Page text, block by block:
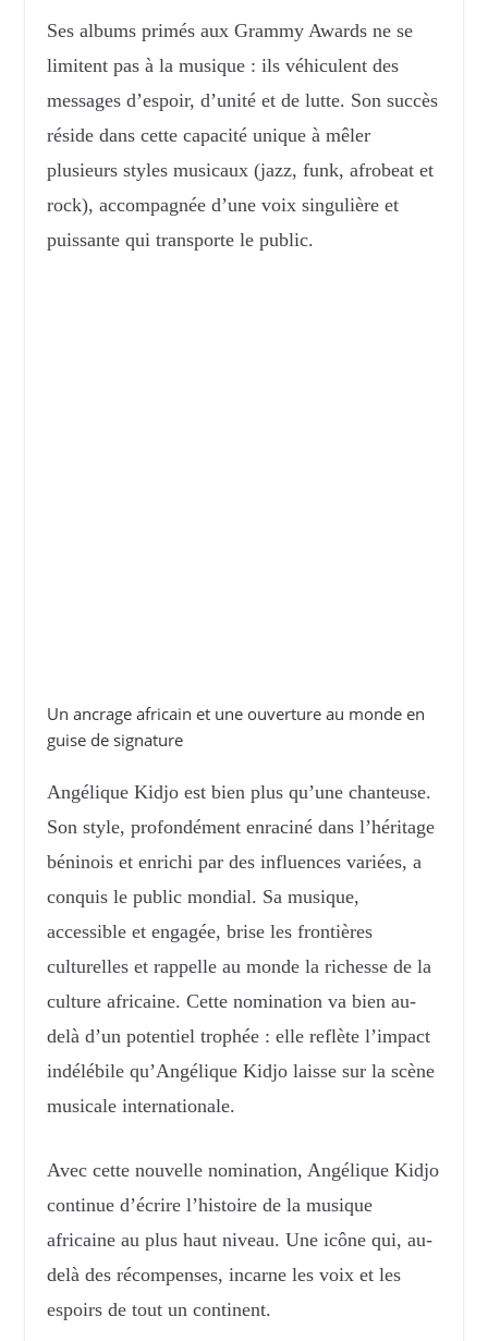
Ses albums primés aux Grammy Awards ne se
limitent pas à la musique : ils véhiculent des
messages d’espoir, d’unité et de lutte. Son succès
réside dans cette capacité unique à mêler
plusieurs styles musicaux (jazz, funk, afrobeat et
rock), accompagnée d’une voix singulière et
puissante qui transporte le public.
Un ancrage africain et une ouverture au monde en
guise de signature
Angélique Kidjo est bien plus qu’une chanteuse.
Son style, profondément enraciné dans l’héritage
béninois et enrichi par des influences variées, a
conquis le public mondial. Sa musique,
accessible et engagée, brise les frontières
culturelles et rappelle au monde la richesse de la
culture africaine. Cette nomination va bien au-
delà d’un potentiel trophée : elle reflète l’impact
indélébile qu’Angélique Kidjo laisse sur la scène
musicale internationale.
Avec cette nouvelle nomination, Angélique Kidjo
continue d’écrire l’histoire de la musique
africaine au plus haut niveau. Une icône qui, au-
delà des récompenses, incarne les voix et les
espoirs de tout un continent.